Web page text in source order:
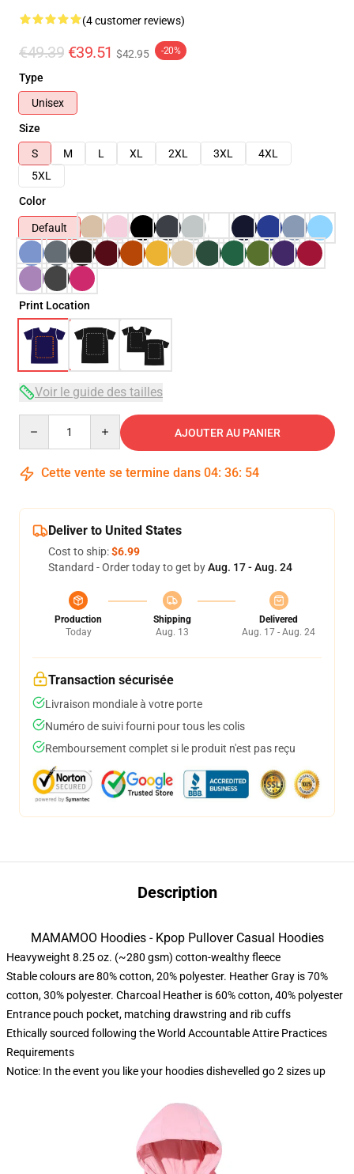
(4 customer reviews)
€49.39 €39.51 $42.95 -20%
Type
Unisex
Size
S
M L XL 2XL 3XL
4XL
5XL
Color
Default
Print Location
Voir le guide des tailles
AJOUTER AU PANIER
Cette vente se termine dans 04: 36: 54
Deliver to United States
Cost to ship:$6.99
Standard - Order today to get byAug. 17 - Aug. 24
Production
Today
Shipping
Aug. 13
Delivered
Aug. 17 - Aug. 24
Transaction sécurisée
Livraison mondiale à votre porte
Numéro de suivi fourni pour tous les colis
Remboursement complet si le produit n'est pas reçu
Description
MAMAMOO Hoodies - Kpop Pullover Casual Hoodies
Heavyweight 8.25 oz. (~280 gsm) cotton-wealthy fleece
Stable colours are 80% cotton, 20% polyester. Heather Gray is 70%
cotton, 30% polyester. Charcoal Heather is 60% cotton, 40% polyester
Entrance pouch pocket, matching drawstring and rib cuffs
Ethically sourced following the World Accountable Attire Practices
Requirements
Notice: In the event you like your hoodies dishevelled go 2 sizes up